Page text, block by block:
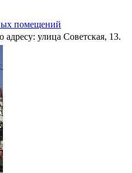
помещений
улица Советская, 13.